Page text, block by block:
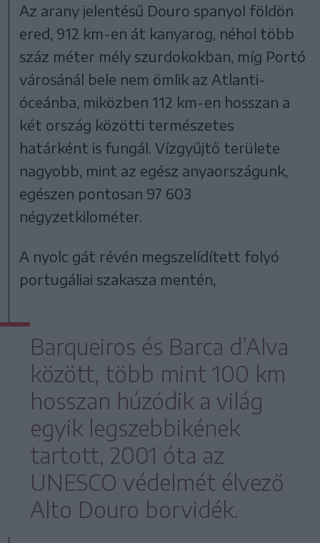
Az arany jelentésű Douro spanyol földön
ered, 912 km-en át kanyarog, néhol több
száz méter mély szurdokokban, míg Portó
városánál bele nem ömlik az Atlanti-
óceánba, miközben 112 km-en hosszan a
két ország közötti természetes
határként is fungál. Vízgyűjtő területe
nagyobb, mint az egész anyaországunk,
egészen pontosan 97 603
négyzetkilométer.
A nyolc gát révén megszelídített folyó
portugáliai szakasza mentén,
Barqueiros és Barca d’Alva
között, több mint 100 km
hosszan húzódik a világ
egyik legszebbikének
tartott, 2001 óta az
UNESCO védelmét élvező
Alto Douro borvidék.